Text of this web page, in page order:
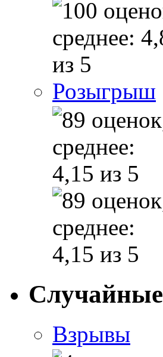
Розыгрыш
Случайные
Взрывы